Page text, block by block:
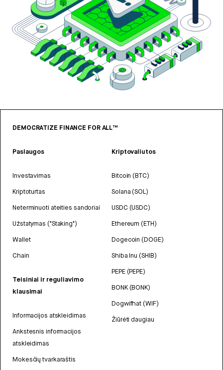
DEMOCRATIZE FINANCE FOR ALL™
Paslaugos
Investavimas
Kriptoturtas
Neterminuoti ateities sandoriai
Užstatymas ("Staking")
Wallet
Chain
Teisiniai ir reguliavimo
klausimai
Informacijos atskleidimas
Ankstesnis informacijos
atskleidimas
Mokesčių tvarkaraštis
Kriptovaliutos
Bitcoin (BTC)
Solana (SOL)
USDC (USDC)
Ethereum (ETH)
Dogecoin (DOGE)
Shiba Inu (SHIB)
PEPE (PEPE)
BONK (BONK)
Dogwifhat (WIF)
Žiūrėti daugiau